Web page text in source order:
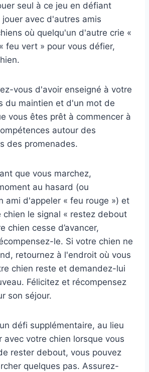
seul à ce jeu en défiant
avec d'autres amis
où quelqu'un d'autre crie «
feu vert » pour vous défier,
vous d'avoir enseigné à votre
du maintien et d'un mot de
vous êtes prêt à commencer à
autour des
des promenades.
que vous marchez,
au hasard (ou
ami d'appeler « feu rouge ») et
chien le signal « restez debout
chien cesse d’avancer,
le. Si votre chien ne
retournez à l'endroit où vous
chien reste et demandez-lui
Félicitez et récompensez
son séjour.
défi supplémentaire, au lieu
avec votre chien lorsque vous
rester debout, vous pouvez
quelques pas. Assurez-